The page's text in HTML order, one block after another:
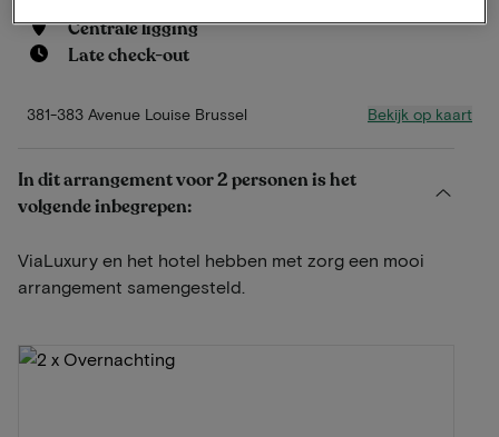
Centrale ligging
Late check-out
381-383 Avenue Louise Brussel Bekijk op kaart
In dit arrangement voor 2 personen is het
volgende inbegrepen:
ViaLuxury en het hotel hebben met zorg een mooi
arrangement samengesteld.